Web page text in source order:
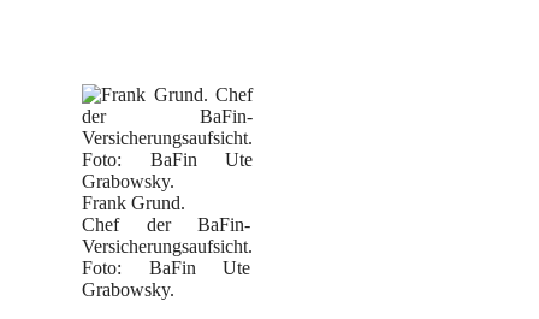
Frank Grund.
Chef der BaFin-
Versicherungsaufsicht.
Foto: BaFin Ute
Grabowsky.